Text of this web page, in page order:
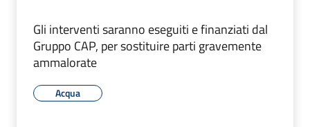
Gli interventi saranno eseguiti e finanziati dal
Gruppo CAP, per sostituire parti gravemente
ammalorate
Acqua